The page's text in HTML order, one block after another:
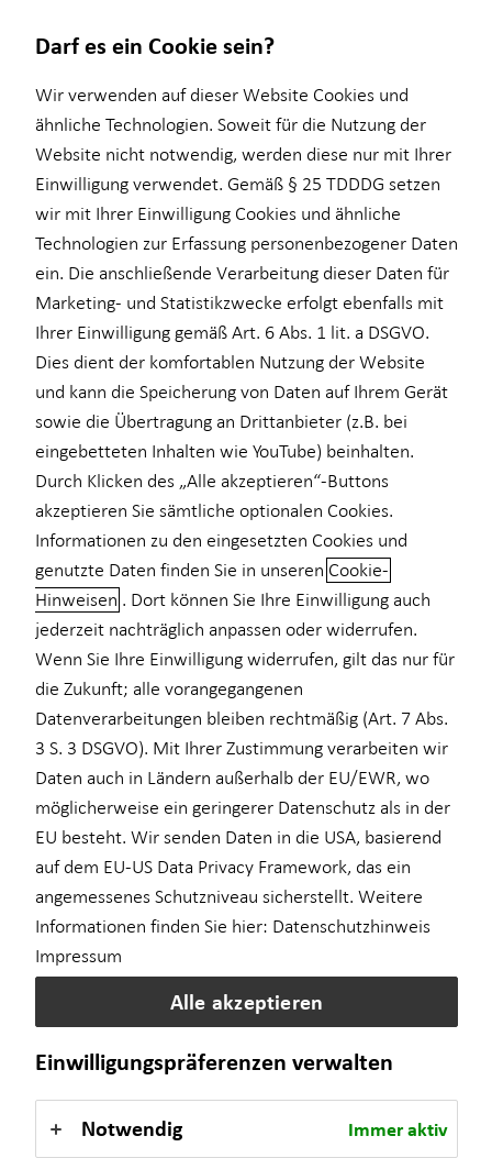
Über mich
Interview
Kundenportal
Ganzheitliche Beratung
Altersvorsorge
für Lehrkräfte
für Medizinberufe
für Unternehmen
Private Krankenvorsorge
Einkommenssicherung
Kindervorsorge
Sach- und Vermögenssicherung
Expat
Karrierechancen
Praktikum
Karriere-Podcast
Überblick
Inflationsbegegnung
Kapitalanlage Immobilien
Überblick
Steuerliche Vorteile
Beratung für Lehrkräfte
Seit 1983 beraten wir bei der Horbach Wirtschaftsberatung
bundesweit Lehrerinnen, Lehrer und Lehramtsstudierende.
Gemeinsam mit Ihnen entwickele ich ein individuelles Finanz-
und Vorsorgekonzept, das genau auf Ihre berufliche und private
Situation zugeschnitten ist.
Als Lehrkraft stellen sie sich bestimmt viele Fragen: Reicht
meine spätere Pension aus? Sollte ich zusätzlich privat
vorsorgen? Was passiert bei einem Dienstunfall oder
Haftpflichtschaden? Welche Versicherungen sind sinnvoll?
Welche steuerlichen Vorteile kann ich nutzen?
Ich unterstütze Sie dabei, die passenden Antworten zu finden und
eine langfristige Strategie für Ihre finanzielle Sicherheit
aufzubauen.
Darf es ein Cookie sein?
Wir verwenden auf dieser Website Cookies und
ähnliche Technologien. Soweit für die Nutzung der
Website nicht notwendig, werden diese nur mit Ihrer
Einwilligung verwendet. Gemäß § 25 TDDDG setzen
wir mit Ihrer Einwilligung Cookies und ähnliche
Technologien zur Erfassung personenbezogener Daten
ein. Die anschließende Verarbeitung dieser Daten für
Marketing- und Statistikzwecke erfolgt ebenfalls mit
Ihrer Einwilligung gemäß Art. 6 Abs. 1 lit. a DSGVO.
Dies dient der komfortablen Nutzung der Website
und kann die Speicherung von Daten auf Ihrem Gerät
sowie die Übertragung an Drittanbieter (z.B. bei
eingebetteten Inhalten wie YouTube) beinhalten.
Durch Klicken des „Alle akzeptieren“-Buttons
akzeptieren Sie sämtliche optionalen Cookies.
Informationen zu den eingesetzten Cookies und
genutzte Daten finden Sie in unseren Cookie-
Hinweisen . Dort können Sie Ihre Einwilligung auch
jederzeit nachträglich anpassen oder widerrufen.
Wenn Sie Ihre Einwilligung widerrufen, gilt das nur für
die Zukunft; alle vorangegangenen
Datenverarbeitungen bleiben rechtmäßig (Art. 7 Abs.
3 S. 3 DSGVO). Mit Ihrer Zustimmung verarbeiten wir
Daten auch in Ländern außerhalb der EU/EWR, wo
möglicherweise ein geringerer Datenschutz als in der
EU besteht. Wir senden Daten in die USA, basierend
auf dem EU-US Data Privacy Framework, das ein
angemessenes Schutzniveau sicherstellt. Weitere
Informationen finden Sie hier: Datenschutzhinweis
Impressum
Alle akzeptieren
Einwilligungspräferenzen verwalten
Notwendig Immer aktiv